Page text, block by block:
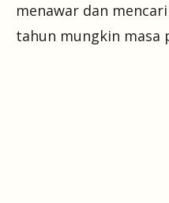
menawar dan
tahun mungkin masa